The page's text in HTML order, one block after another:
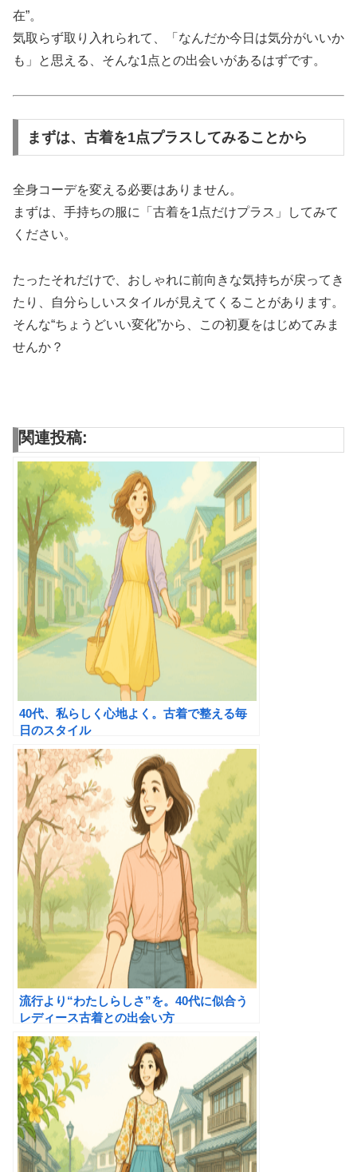
在”。
気取らず取り入れられて、「なんだか今日は気分がいいか
も」と思える、そんな1点との出会いがあるはずです。
まずは、古着を1点プラスしてみることから
全身コーデを変える必要はありません。
まずは、手持ちの服に「古着を1点だけプラス」してみて
ください。
たったそれだけで、おしゃれに前向きな気持ちが戻ってき
たり、自分らしいスタイルが見えてくることがあります。
そんな“ちょうどいい変化”から、この初夏をはじめてみま
せんか？
関連投稿:
40代、私らしく心地よく。古着で整える毎
日のスタイル
流行より“わたしらしさ”を。40代に似合う
レディース古着との出会い方